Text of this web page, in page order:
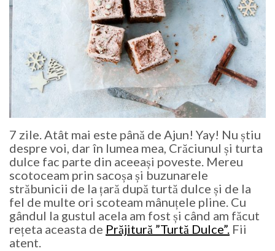
7 zile. Atât mai este până de Ajun! Yay! Nu știu
despre voi, dar în lumea mea, Crăciunul și turta
dulce fac parte din aceeași poveste. Mereu
scotoceam prin sacoșa și buzunarele
străbunicii de la țară după turtă dulce și de la
fel de multe ori scoteam mânuțele pline. Cu
gândul la gustul acela am fost și când am făcut
rețeta aceasta de Prăjitură ”Turtă Dulce”. Fii
atent.